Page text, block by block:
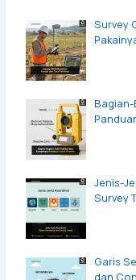
Survey
Jenis-
Survey
Garis
dan